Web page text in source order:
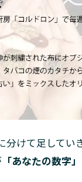
分けて足してい
「あなたの数字」